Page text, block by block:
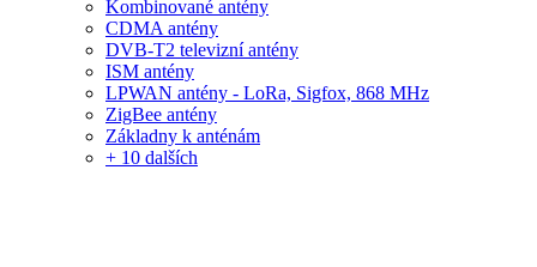
Kombinované antény
CDMA antény
DVB-T2 televizní antény
ISM antény
LPWAN antény - LoRa, Sigfox, 868 MHz
ZigBee antény
Základny k anténám
+ 10 dalších